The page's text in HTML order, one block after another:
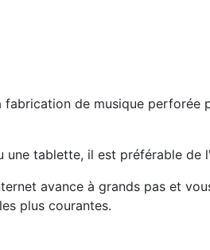
fabrication de musique
une tablette, il est préférable
avance à grands pas et
plus courantes.